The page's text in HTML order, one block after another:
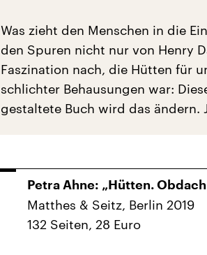
Was zieht den Menschen in die
den Spuren nicht nur von Henry
Faszination nach, die Hütten für
schlichter Behausungen war:
gestaltete Buch wird das ändern.
Petra Ahne: „Hütten.
Matthes & Seitz, Berlin 2019
132 Seiten, 28 Euro